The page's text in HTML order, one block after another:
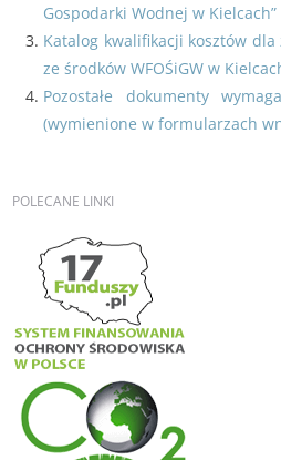
Gospodarki Wodnej w Kielcach”
Katalog kwalifikacji kosztów
ze środków WFOŚiGW w
Pozostałe dokumenty
(wymienione w formularzach
POLECANE LINKI